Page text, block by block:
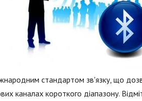
стандартом зв'язку, що
каналах короткого діапазону.